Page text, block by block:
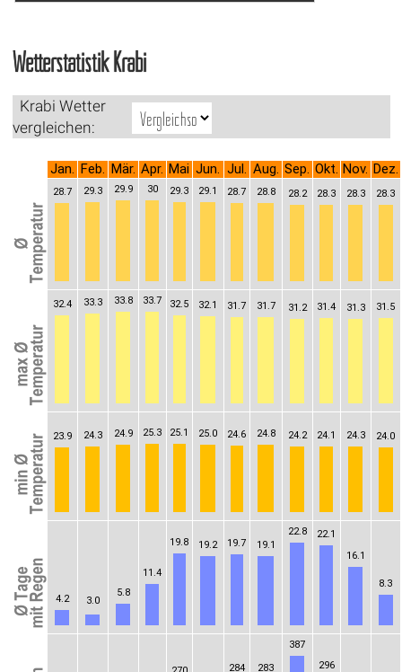
Wetterstatistik Krabi
Krabi Wetter
vergleichen:
Jan. Feb. Mär. Apr. Mai Jun. Jul. Aug. Sep. Okt. Nov. Dez.
28.7 29.3 29.9 30 29.3 29.1 28.7 28.8 28.2 28.3 28.3 28.3
32.4 33.3 33.8 33.7 32.5 32.1 31.7 31.7 31.2 31.4 31.3 31.5
23.9 24.3 24.9 25.3 25.1 25.0 24.6 24.8 24.2 24.1 24.3 24.0
4.2 3.0
5.8
11.4
19.8 19.2 19.7 19.1
22.8
22.1
16.1
8.3
284 283
387
296